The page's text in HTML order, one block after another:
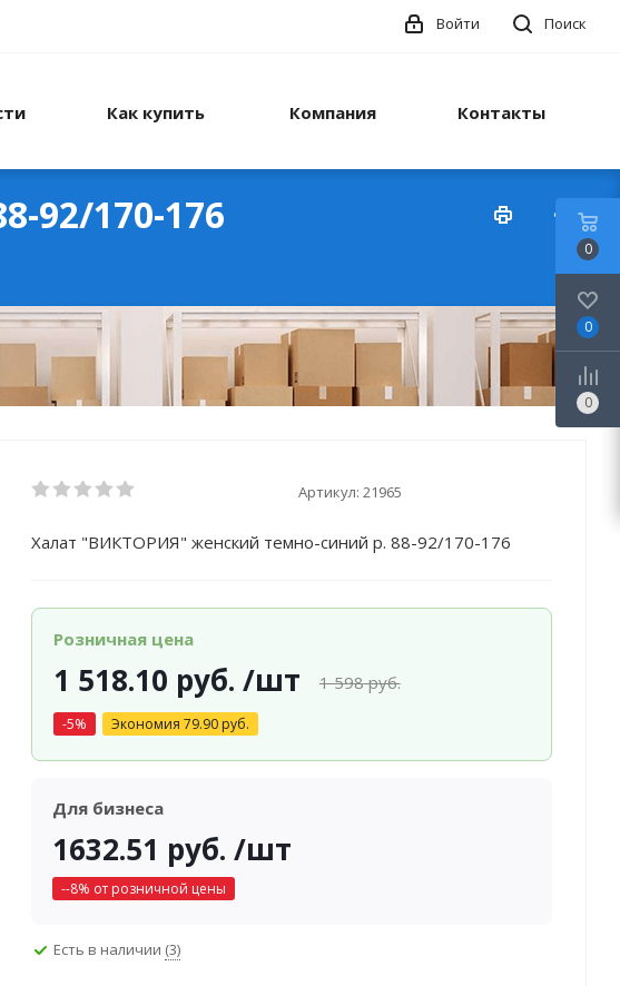
Поиск
Войти
Как купить Компания Контакты
92/170-176
Артикул: 21965
Халат "ВИКТОРИЯ" женский темно-синий р. 88-92/170-176
Розничная цена
1 518.10 руб. /шт 1 598руб.
-5% Экономия 79.90руб.
Для бизнеса
1632.51 руб. /шт
--8% от розничной цены
Есть в наличии (3)
0
0
0